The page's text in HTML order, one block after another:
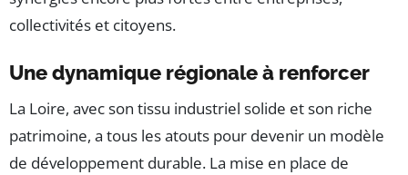
collectivités et citoyens.
Une dynamique régionale à renforcer
La Loire, avec son tissu industriel solide et son riche
patrimoine, a tous les atouts pour devenir un modèle
de développement durable. La mise en place de